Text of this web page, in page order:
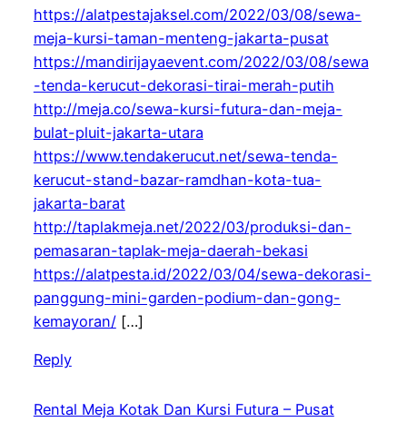
https://alatpestajaksel.com/2022/03/08/sewa-
meja-kursi-taman-menteng-jakarta-pusat
https://mandirijayaevent.com/2022/03/08/sewa
-tenda-kerucut-dekorasi-tirai-merah-putih
http://meja.co/sewa-kursi-futura-dan-meja-
bulat-pluit-jakarta-utara
https://www.tendakerucut.net/sewa-tenda-
kerucut-stand-bazar-ramdhan-kota-tua-
jakarta-barat
http://taplakmeja.net/2022/03/produksi-dan-
pemasaran-taplak-meja-daerah-bekasi
https://alatpesta.id/2022/03/04/sewa-dekorasi-
panggung-mini-garden-podium-dan-gong-
kemayoran/[…]
Reply
Rental Meja Kotak Dan Kursi Futura – Pusat